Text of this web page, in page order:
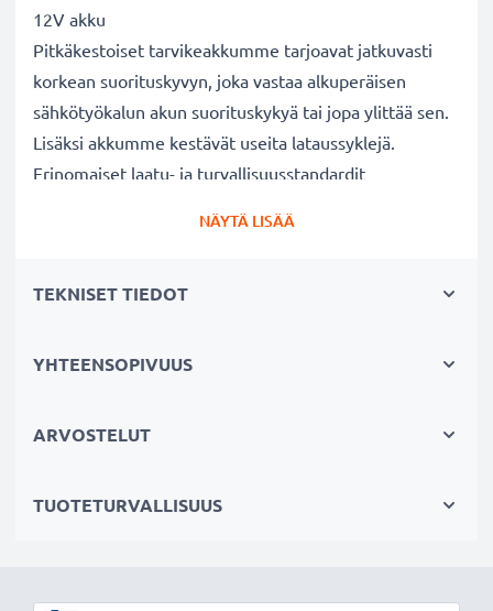
12V akku
Pitkäkestoiset tarvikeakkumme tarjoavat jatkuvasti
korkean suorituskyvyn, joka vastaa alkuperäisen
sähkötyökalun akun suorituskykyä tai jopa ylittää sen.
Lisäksi akkumme kestävät useita lataussyklejä.
Erinomaiset laatu- ja turvallisuusstandardit
siksi akuillamme on 3 vuoden takuu.
Jos sähkötyökalusi akku on heikko, vaihda akku, älä
vara-akuksi.
NÄYTÄ LISÄÄ
TEKNISET TIEDOT
YHTEENSOPIVUUS
ARVOSTELUT
TUOTETURVALLISUUS